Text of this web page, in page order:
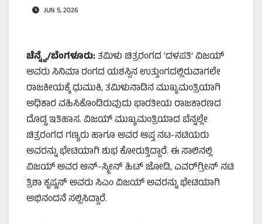
JUN 5, 2026
ಚೆನ್ನೈ/ಬೆಂಗಳೂರು:ತಮಿಳು ಚಿತ್ರರಂಗದ ‘ದಳಪತಿ’ ವಿಜಯ್
ಅವರು ಸಿನಿಮಾ ರಂಗದ ಯಶಸ್ಸಿನ ಉತ್ತುಂಗದಲ್ಲಿರುವಾಗಲೇ
ರಾಜಕೀಯಕ್ಕೆ ಧುಮುಕಿ, ತಮಿಳುನಾಡಿನ ಮುಖ್ಯಮಂತ್ರಿಯಾಗಿ
ಅಧಿಕಾರ ವಹಿಸಿಕೊಂಡಿರುವುದು ಭಾರತೀಯ ರಾಜಕಾರಣದ
ದೊಡ್ಡ ಇತಿಹಾಸ. ವಿಜಯ್ ಮುಖ್ಯಮಂತ್ರಿಯಾದ ಬೆನ್ನಲ್ಲೇ
ಚಿತ್ರರಂಗದ ಗಣ್ಯರು ಹಾಗೂ ಅವರ ಆಪ್ತ ನಟ-ನಟಿಯರು
ಅವರನ್ನು ಭೇಟಿಯಾಗಿ ಶುಭ ಕೋರುತ್ತಿದ್ದಾರೆ. ಈ ಸಾಲಿನಲ್ಲಿ
ವಿಜಯ್ ಅವರ ಆನ್-ಸ್ಕ್ರೀನ್ ಹಿಟ್ ಜೋಡಿ, ಎವರ್‌ಗ್ರೀನ್ ನಟಿ
ತ್ರಿಶಾ ಕೃಷ್ಣನ್ ಅವರು ಸಿಎಂ ವಿಜಯ್ ಅವರನ್ನು ಭೇಟಿಯಾಗಿ
ಅಭಿನಂದನೆ ಸಲ್ಲಿಸಿದ್ದಾರೆ.